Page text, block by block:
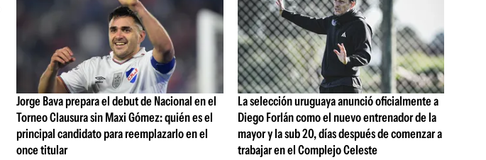
Jorge Bava prepara el debut de Nacional en el
Torneo Clausura sin Maxi Gómez: quién es el
principal candidato para reemplazarlo en el
once titular
La selección uruguaya anunció oficialmente a
Diego Forlán como el nuevo entrenador de la
mayor y la sub 20, días después de comenzar a
trabajar en el Complejo Celeste